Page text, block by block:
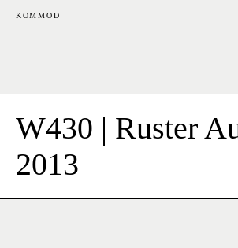
KOMMOD
W430 | Ruster
2013